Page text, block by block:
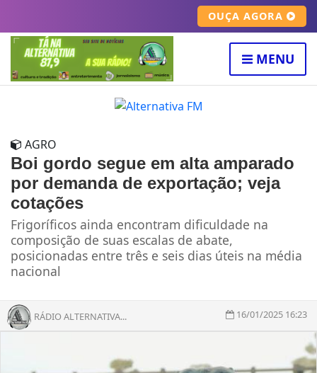
OUÇA AGORA
MENU
AGRO
Boi gordo segue em alta amparado
por demanda de exportação; veja
cotações
Frigoríficos ainda encontram dificuldade na
composição de suas escalas de abate,
posicionadas entre três e seis dias úteis na média
nacional
RÁDIO ALTERNATIVA... 16/01/2025 16:23